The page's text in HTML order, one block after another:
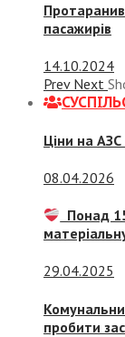
пасажирів
14.10.2024
Prev Next
Ціни на АЗС
08.04.2026
Понад
29.04.2025
пробити